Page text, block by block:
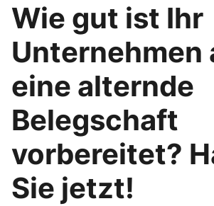
Wie gut ist Ihr
Unternehmen
eine alternde
Belegschaft
vorbereitet?
Sie jetzt!